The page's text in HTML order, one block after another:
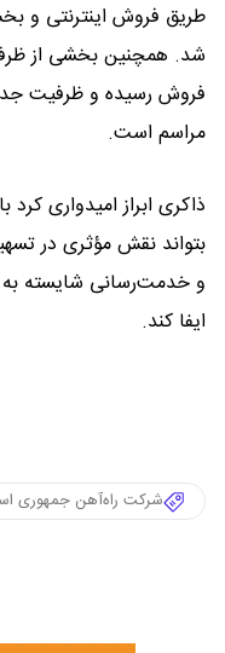
طریق فروش اینترنتی و
شد. همچنین بخشی از
فروش رسیده و ظرفیت
مراسم است.
ذاکری ابراز امیدواری
بتواند نقش مؤثری در
و خدمت‌رسانی شایسته به
ایفا کند.
شرکت راه‌آهن جمهوری